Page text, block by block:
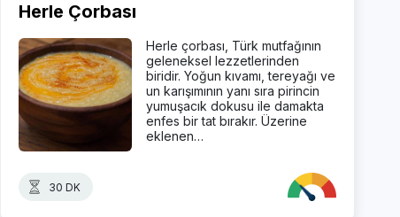
Herle Çorbası
Herle çorbası, Türk mutfağının
geleneksel lezzetlerinden
biridir. Yoğun kıvamı, tereyağı ve
un karışımının yanı sıra pirincin
yumuşacık dokusu ile damakta
enfes bir tat bırakır. Üzerine
eklenen…
30 DK